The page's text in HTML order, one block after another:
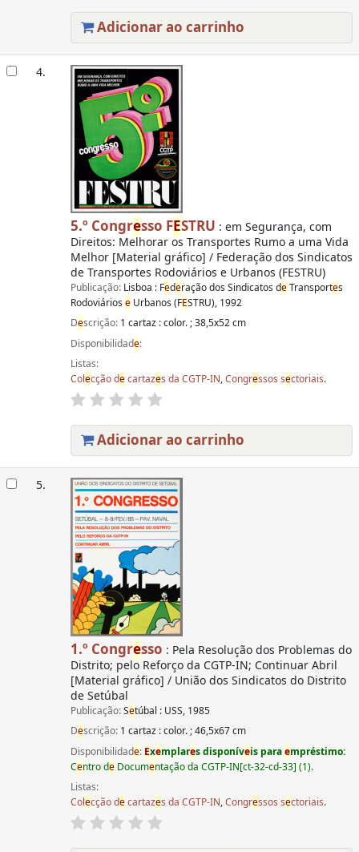
Adicionar ao carrinho
4.
5.º Congresso FESTRU : em Segurança, com
Direitos: Melhorar os Transportes Rumo a uma Vida
Melhor [Material gráfico] / Federação dos Sindicatos
de Transportes Rodoviários e Urbanos (FESTRU)
Publicação: Lisboa : Federação dos Sindicatos deTransportes
Rodoviários eUrbanos (FESTRU), 1992
Descrição: 1 cartaz : color. ; 38,5x52 cm
Disponibilidade:
Listas:
Colecção decartazes da CGTP-IN,Congressos sectoriais.
Adicionar ao carrinho
5.
1.º Congresso : Pela Resolução dos Problemas do
Distrito; pelo Reforço da CGTP-IN; Continuar Abril
[Material gráfico] / União dos Sindicatos do Distrito
de Setúbal
Publicação:Setúbal : USS, 1985
Descrição: 1 cartaz : color. ; 46,5x67 cm
Disponibilidade: Exemplares disponíveis paraempréstimo:
Centro deDocumentação da CGTP-IN[ct-32-cd-33] (1).
Listas:
Colecção decartazes da CGTP-IN,Congressos sectoriais.